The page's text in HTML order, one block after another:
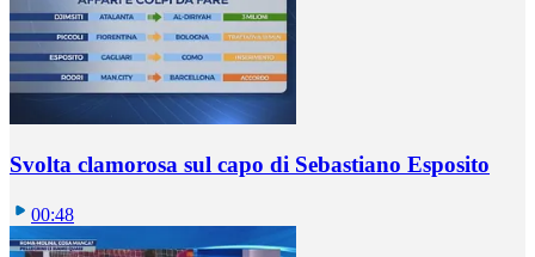
Svolta clamorosa sul capo di Sebastiano Esposito
00:48